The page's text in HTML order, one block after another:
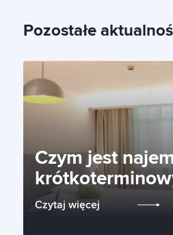
Pozostałe
Czym jest najem
Czytaj więcej